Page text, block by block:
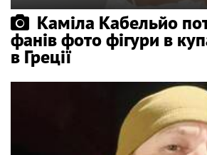
Каміла Кабельйо
фанів фото фігури в
в Греції